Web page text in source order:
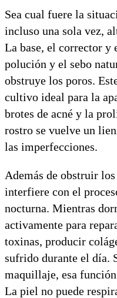
Sea cual fuere la
incluso una sola vez,
La base, el corrector y
polución y el sebo
obstruye los poros.
cultivo ideal para la
brotes de acné y la
rostro se vuelve un
las imperfecciones.
Además de obstruir
interfiere con el
nocturna. Mientras
activamente para
toxinas, producir
sufrido durante el día.
maquillaje, esa
La piel no puede